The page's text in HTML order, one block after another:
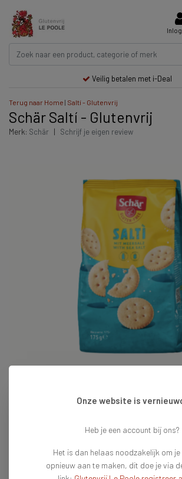
Veilig betalen met i-Deal
Terug naar Home | Saltí­ - Glutenvrij
Schär Saltí­ - Glutenvrij
Merk: Schär | Schrijf je eigen review
Op voorraad Vandaag voor 16:00 besteld =
Onze website is
Heb je een account bij ons?
Het is dan helaas noodzakelijk om
opnieuw aan te maken, dit doe je via